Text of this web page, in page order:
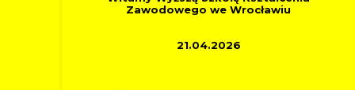
Zawodowego we Wrocławiu
21.04.2026